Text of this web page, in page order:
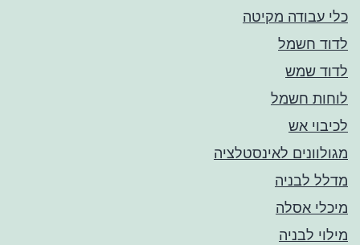
כלי עבודה מקיטה
לדוד חשמל
לדוד שמש
לוחות חשמל
לכיבוי אש
מגולוונים לאינסטלציה
מדלל לבניה
מיכלי אסלה
מילוי לבניה